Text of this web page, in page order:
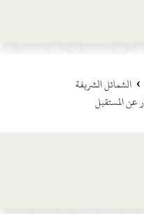
› الشمائل الشريفة